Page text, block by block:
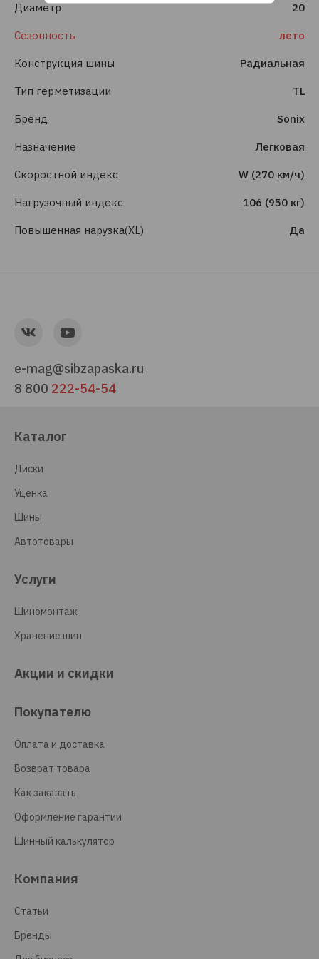
Диаметр 20
Сезонность лето
Конструкция шины Радиальная
Тип герметизации TL
Бренд Sonix
Назначение Легковая
Скоростной индекс W (270 км/ч)
Нагрузочный индекс 106 (950 кг)
Повышенная нарузка(XL) Да
e-mag@sibzapaska.ru
8 800 222-54-54
Каталог
Диски
Уценка
Шины
Автотовары
Услуги
Шиномонтаж
Хранение шин
Акции и скидки
Покупателю
Оплата и доставка
Возврат товара
Как заказать
Оформление гарантии
Шинный калькулятор
Компания
Статьи
Бренды